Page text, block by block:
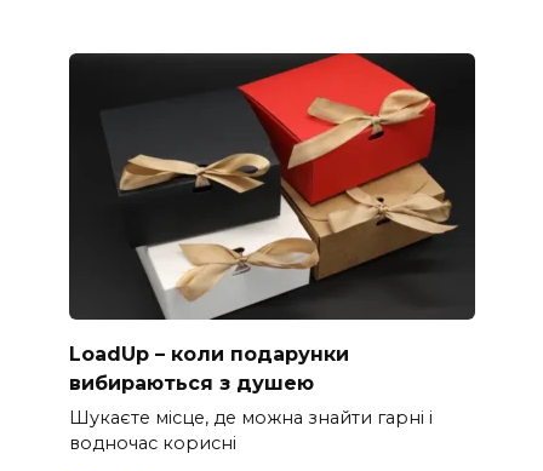
LoadUp – коли подарунки
вибираються з душею
Шукаєте місце, де можна знайти гарні і
водночас корисні